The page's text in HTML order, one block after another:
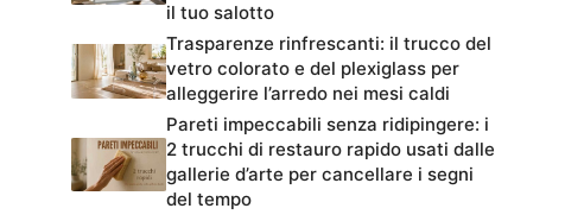
il tuo salotto
Trasparenze rinfrescanti: il trucco del
vetro colorato e del plexiglass per
alleggerire l’arredo nei mesi caldi
Pareti impeccabili senza ridipingere: i
2 trucchi di restauro rapido usati dalle
gallerie d’arte per cancellare i segni
del tempo